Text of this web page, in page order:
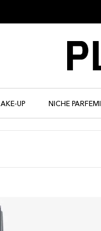
UP NICHE PARFEMI